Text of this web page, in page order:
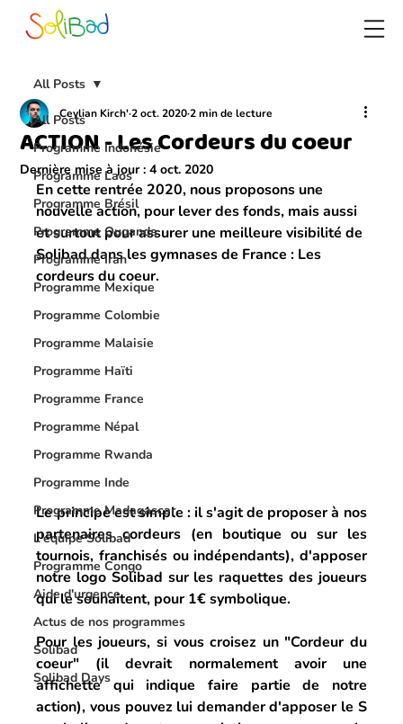
All Posts
Programme Indonésie
Programme Laos
Programme Brésil
Programme Ouganda
Programme Iran
Programme Mexique
Programme Colombie
Programme Malaisie
Programme Haïti
Programme France
Programme Népal
Programme Rwanda
Programme Inde
Programme Madagascar
L'équipe Solibad
Programme Congo
Aide d'urgence
Actus de nos programmes
Solibad
Solibad Days
All Posts
ACTION - Les Cordeurs du coeur
Ceylian Kirch'2 oct. 20202 min de lecture
Dernière mise à jour :4 oct. 2020
En cette rentrée 2020, nous proposons une
nouvelle action, pour lever des fonds, mais aussi
et surtout pour assurer une meilleure visibilité de
Solibad dans les gymnases de France : Les
cordeurs du coeur.
Le principe est simple : il s'agit de proposer à nos
partenaires cordeurs (en boutique ou sur les
tournois, franchisés ou indépendants), d'apposer
notre logo Solibad sur les raquettes des joueurs
qui le souhaitent, pour 1€ symbolique.
Pour les joueurs, si vous croisez un "Cordeur du
coeur" (il devrait normalement avoir une
affichette qui indique faire partie de notre
action), vous pouvez lui demander d'apposer le S